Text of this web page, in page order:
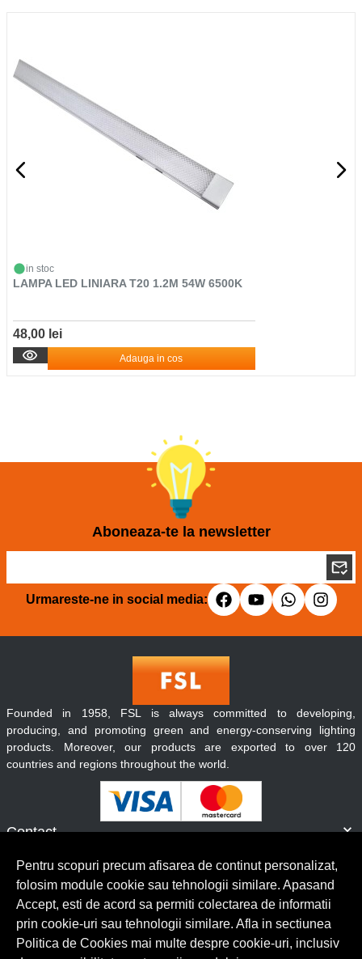
in stoc
LAMPA LED LINIARA T20 1.2M 54W 6500K
48,00 lei
Adauga in cos
Aboneaza-te la newsletter
Urmareste-ne in social media:
Contact
Servicii clienti
Founded in 1958, FSL is always committed to developing,
producing, and promoting green and energy-conserving lighting
products. Moreover, our products are exported to over 120
countries and regions throughout the world.
© Copyright 2026 Lumilux. Toate drepturile rezervate.
Pentru scopuri precum afisarea de continut personalizat,
folosim module cookie sau tehnologii similare. Apasand
Accept, esti de acord sa permiti colectarea de informatii
prin cookie-uri sau tehnologii similare. Afla in sectiunea
Politica de Cookies mai multe despre cookie-uri, inclusiv